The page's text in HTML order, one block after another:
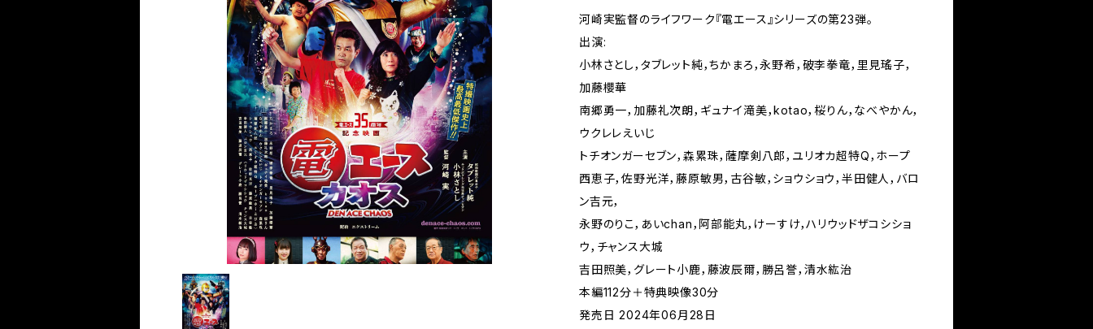
河崎実監督のライフワーク『電エース』シリーズの第23弾。
出演:
小林さとし，タブレット純，ちかまろ，永野希，破李拳竜，里見瑤子，
加藤櫻華
南郷勇一，加藤礼次朗，ギュナイ滝美，kotao，桜りん，なべやかん，
ウクレレえいじ
トチオンガーセブン，森累珠，薩摩剣八郎，ユリオカ超特Q，ホープ
西恵子，佐野光洋，藤原敏男，古谷敏，ショウショウ，半田健人，バロ
ン吉元，
永野のりこ，あいchan，阿部能丸，けーすけ，ハリウッドザコシショ
ウ，チャンス大城
吉田照美，グレート小鹿，藤波辰爾，勝呂誉，清水紘治
本編112分＋特典映像30分
発売日 2024年06月28日